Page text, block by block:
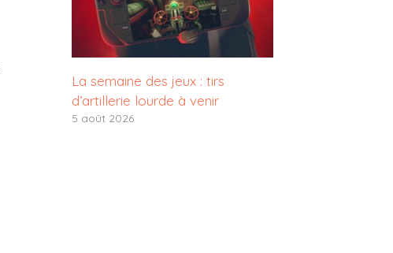
La semaine des jeux : tirs
d’artillerie lourde à venir
5 août 2026